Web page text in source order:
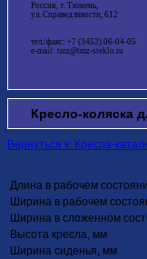
Россия, г. Тюмень,
ул. Справедливости, 612
тел./факс: +7 (3452) 06-04-05
e-mail: tmz@tmz-steklo.ru
Кресло-коляска
Вернуться к: Кресла-
Длина в рабочем
Ширина в рабочем
Ширина в сложенном
Высота кресла, мм
Ширина сиденья, мм